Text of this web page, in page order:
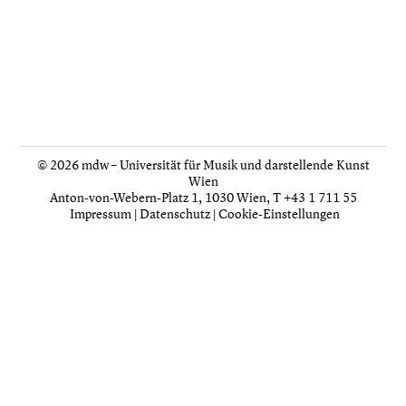
© 2026 mdw – Universität für Musik und darstellende Kunst
Wien
Anton-von-Webern-Platz 1, 1030 Wien, T +43 1 711 55
Impressum|Datenschutz|Cookie-Einstellungen